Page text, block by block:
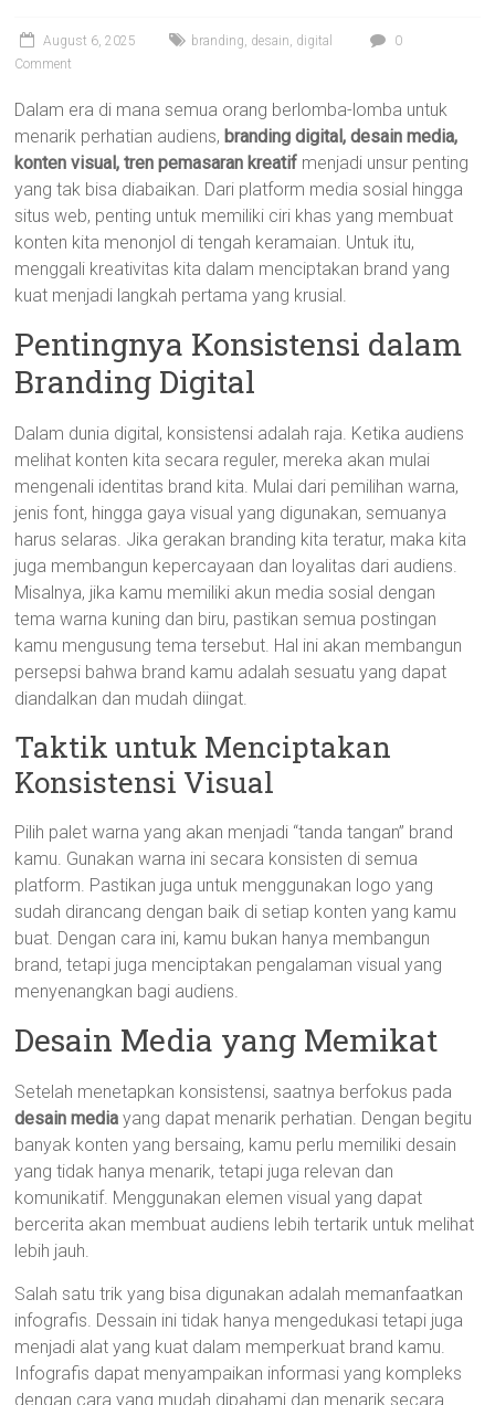
August 6, 2025 branding, desain, digital
0
Comment
Dalam era di mana semua orang berlomba-lomba untuk
menarik perhatian audiens, branding digital, desain media,
konten visual, tren pemasaran kreatif menjadi unsur penting
yang tak bisa diabaikan. Dari platform media sosial hingga
situs web, penting untuk memiliki ciri khas yang membuat
konten kita menonjol di tengah keramaian. Untuk itu,
menggali kreativitas kita dalam menciptakan brand yang
kuat menjadi langkah pertama yang krusial.
Pentingnya Konsistensi dalam
Branding Digital
Dalam dunia digital, konsistensi adalah raja. Ketika audiens
melihat konten kita secara reguler, mereka akan mulai
mengenali identitas brand kita. Mulai dari pemilihan warna,
jenis font, hingga gaya visual yang digunakan, semuanya
harus selaras. Jika gerakan branding kita teratur, maka kita
juga membangun kepercayaan dan loyalitas dari audiens.
Misalnya, jika kamu memiliki akun media sosial dengan
tema warna kuning dan biru, pastikan semua postingan
kamu mengusung tema tersebut. Hal ini akan membangun
persepsi bahwa brand kamu adalah sesuatu yang dapat
diandalkan dan mudah diingat.
Taktik untuk Menciptakan
Konsistensi Visual
Pilih palet warna yang akan menjadi “tanda tangan” brand
kamu. Gunakan warna ini secara konsisten di semua
platform. Pastikan juga untuk menggunakan logo yang
sudah dirancang dengan baik di setiap konten yang kamu
buat. Dengan cara ini, kamu bukan hanya membangun
brand, tetapi juga menciptakan pengalaman visual yang
menyenangkan bagi audiens.
Desain Media yang Memikat
Setelah menetapkan konsistensi, saatnya berfokus pada
desain media yang dapat menarik perhatian. Dengan begitu
banyak konten yang bersaing, kamu perlu memiliki desain
yang tidak hanya menarik, tetapi juga relevan dan
komunikatif. Menggunakan elemen visual yang dapat
bercerita akan membuat audiens lebih tertarik untuk melihat
lebih jauh.
Salah satu trik yang bisa digunakan adalah memanfaatkan
infografis. Dessain ini tidak hanya mengedukasi tetapi juga
menjadi alat yang kuat dalam memperkuat brand kamu.
Infografis dapat menyampaikan informasi yang kompleks
dengan cara yang mudah dipahami dan menarik secara